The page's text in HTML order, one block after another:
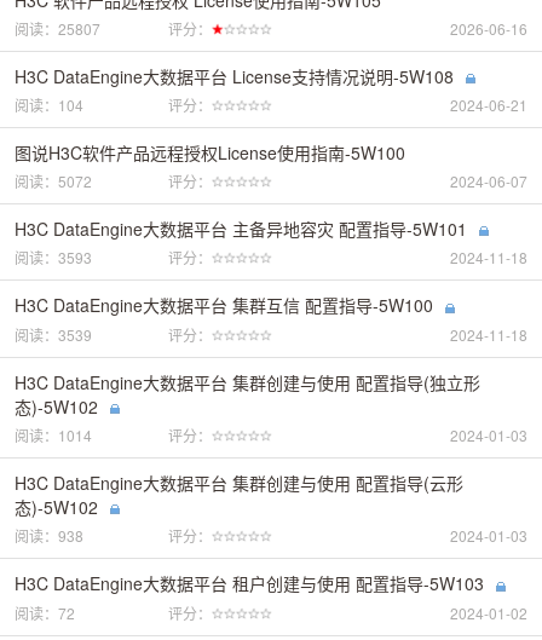
阅读：25807 评分： 2026-06-16
H3C DataEngine大数据平台 License支持情况说明-5W108
阅读：104 评分： 2024-06-21
图说H3C软件产品远程授权License使用指南-5W100
阅读：5072 评分： 2024-06-07
H3C DataEngine大数据平台 主备异地容灾 配置指导-5W101
阅读：3593 评分： 2024-11-18
H3C DataEngine大数据平台 集群互信 配置指导-5W100
阅读：3539 评分： 2024-11-18
H3C DataEngine大数据平台 集群创建与使用 配置指导(独立形
态)-5W102
阅读：1014 评分： 2024-01-03
H3C DataEngine大数据平台 集群创建与使用 配置指导(云形
态)-5W102
阅读：938 评分： 2024-01-03
H3C DataEngine大数据平台 租户创建与使用 配置指导-5W103
阅读：72 评分： 2024-01-02